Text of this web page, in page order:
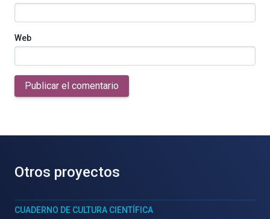
Web
Publicar el comentario
Otros proyectos
CUADERNO DE CULTURA CIENTÍFICA